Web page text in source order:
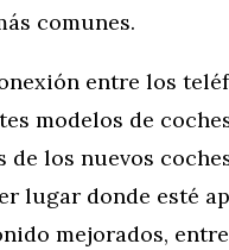
comunes.
entre los
modelos de
de los nuevos
lugar donde esté
mejorados,